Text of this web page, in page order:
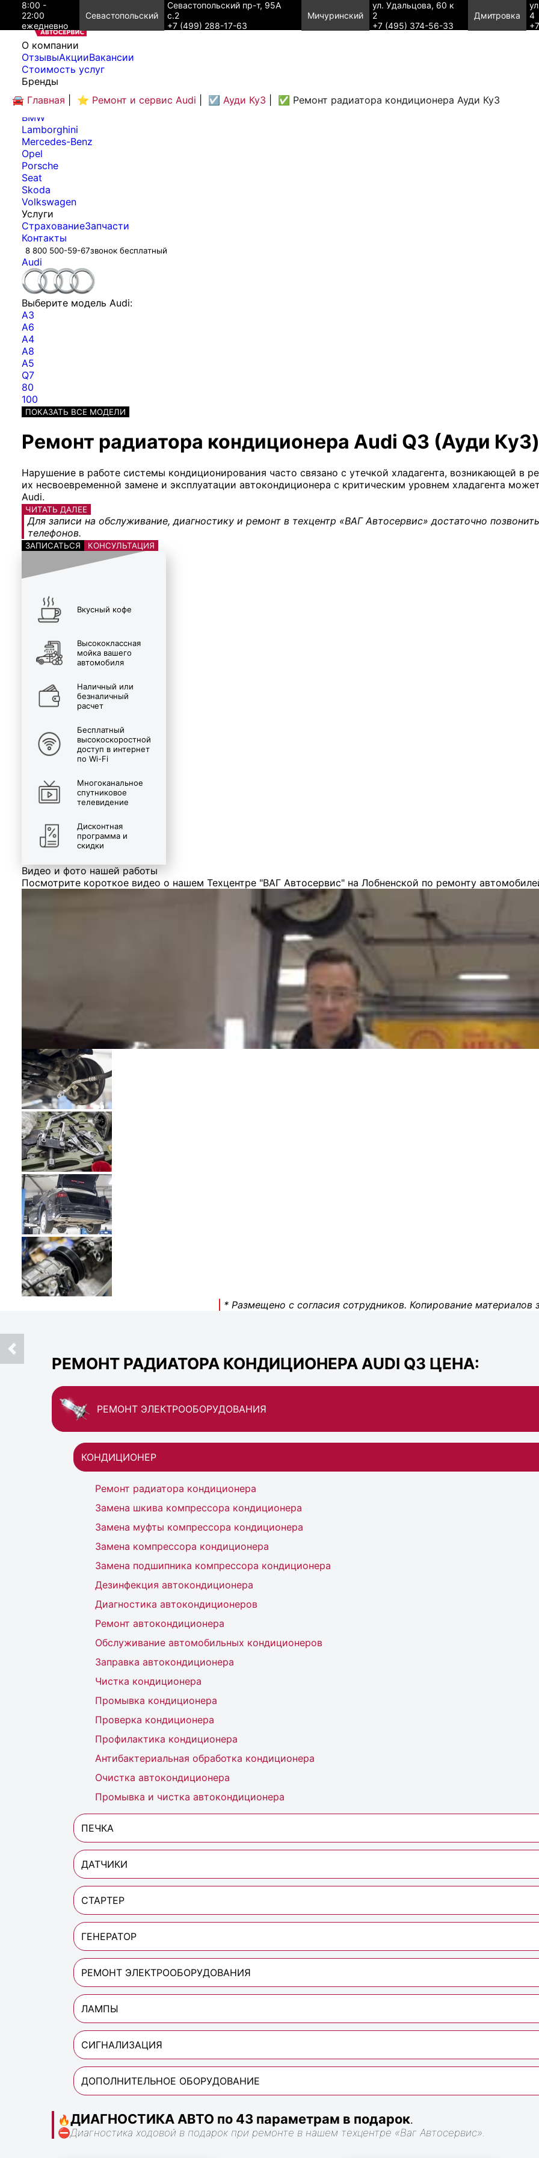
8:00 -
22:00
ежедневно
Севастопольский
Севастопольский пр-т, 95А
с.2
+7 (499) 288-17-63
Мичуринский
ул. Удальцова, 60 к
2
+7 (495) 374-56-33
Дмитровка
4
O компании
ОтзывыАкцииВакансии
Cтоимость услуг
Бренды
Audi
Bentley
BMW
Lamborghini
Mercedes-Benz
Opel
Porsche
Seat
Skoda
Volkswagen
Услуги
СтрахованиеЗапчасти
Контакты
8 800 500-59-67звонок бесплатный
🚘 Главная ⭐ Ремонт и сервис Audi ☑️ Ауди Ку3 ✅ Ремонт радиатора кондиционера Ауди Ку3
Audi
Выберите модель Audi:
A3
A6
A4
A8
A5
Q7
80
100
ПОКАЗАТЬ ВСЕ МОДЕЛИ
Ремонт радиатора кондиционера Audi Q3 (Ауди
Нарушение в работе системы кондиционирования часто связано с утечкой хладагента, возникающей в
их несвоевременной замене и эксплуатации автокондиционера с критическим уровнем хладагента
Audi.
ЧИТАТЬ ДАЛЕЕ
Для записи на обслуживание, диагностику и ремонт в техцентр «ВАГ Автосервис» достаточно
телефонов.
ЗАПИСАТЬСЯ КОНСУЛЬТАЦИЯ
Вкусный кофе
Высококлассная
мойка вашего
автомобиля
Наличный или
безналичный
расчет
Бесплатный
высокоскоростной
доступ в интернет
по Wi-Fi
Многоканальное
спутниковое
телевидение
Дисконтная
программа и
скидки
Видео и фото нашей работы
Посмотрите короткое видео о нашем Техцентре "ВАГ Автосервис" на Лобненской по ремонту
* Размещено с согласия сотрудников. Копирование материалов
РЕМОНТ РАДИАТОРА КОНДИЦИОНЕРА AUDI Q3 ЦЕНА:
РЕМОНТ ЭЛЕКТРООБОРУДОВАНИЯ
КОНДИЦИОНЕР
Ремонт радиатора кондиционера
Замена шкива компрессора кондиционера
Замена муфты компрессора кондиционера
Замена компрессора кондиционера
Замена подшипника компрессора кондиционера
Дезинфекция автокондиционера
Диагностика автокондиционеров
Ремонт автокондиционера
Обслуживание автомобильных кондиционеров
Заправка автокондиционера
Чистка кондиционера
Промывка кондиционера
Проверка кондиционера
Профилактика кондиционера
Антибактериальная обработка кондиционера
Очистка автокондиционера
Промывка и чистка автокондиционера
ПЕЧКА
ДАТЧИКИ
СТАРТЕР
ГЕНЕРАТОР
РЕМОНТ ЭЛЕКТРООБОРУДОВАНИЯ
ЛАМПЫ
СИГНАЛИЗАЦИЯ
ДОПОЛНИТЕЛЬНОЕ ОБОРУДОВАНИЕ
🔥ДИАГНОСТИКА АВТО по 43 параметрам в подарок.
⛔Диагностика ходовой в подарок при ремонте в нашем техцентре «Ваг Автосервис».